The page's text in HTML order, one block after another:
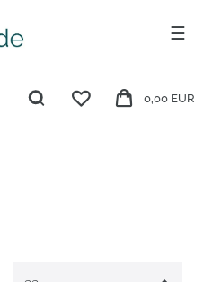
☰
0,00 EUR